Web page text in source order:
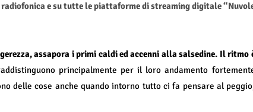
e su tutte le piattaforme di streaming digitale
assapora i primi caldi ed accenni alla salsedine. Il ritmo
principalmente per il loro andamento
delle cose anche quando intorno tutto ci fa pensare al